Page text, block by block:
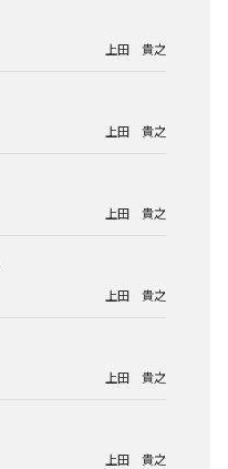
上田 貴之
上田 貴之
上田 貴之
上田 貴之
上田 貴之
上田 貴之